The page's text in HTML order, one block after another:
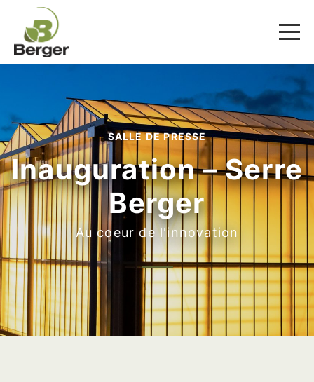
SALLE DE PRESSE
Inauguration – Serre
Berger
Au coeur de l'innovation